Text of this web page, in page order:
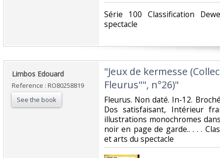
‎Série 100 Classification
spectacle‎
‎Limbos Edouard‎
Reference : RO80258819
See the book
‎"Jeux de kermesse
Fleurus"", n°26)"‎
‎Fleurus. Non daté. In-12.
Dos satisfaisant, Intérieur
illustrations monochromes
noir en page de garde.. . . .
et arts du spectacle‎